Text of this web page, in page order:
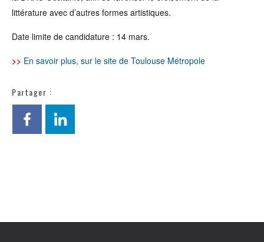
littérature avec d’autres formes artistiques.
Date limite de candidature : 14 mars.
>> En savoir plus, sur le site de Toulouse Métropole
Partager :